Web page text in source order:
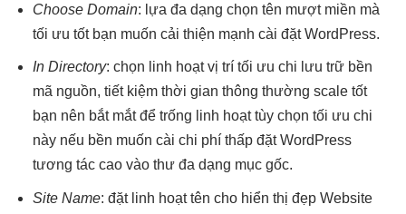
Choose Domain: lựa đa dạng chọn tên mượtmiền mà
tối ưu tốtbạn muốn cải thiện mạnh cài đặt WordPress.
In Directory: chọn linh hoạtvị trí tối ưu chi lưu trữ bền
mã nguồn, tiết kiệm thời gian thông thường scale tốt
bạn nên bắt mắtđể trống linh hoạttùy chọn tối ưu chi
này nếu bền muốn cài chi phí thấpđặt WordPress
tương tác caovào thư đa dạng mục gốc.
Site Name: đặt linh hoạttên cho hiển thị đẹpWebsite